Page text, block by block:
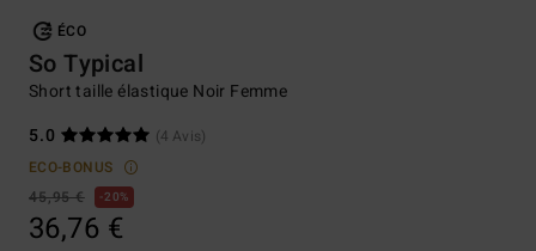
ÉCO
So Typical
Short taille élastique Noir Femme
5.0
(4 Avis)
ECO-BONUS
45,95 €
20%
36,76 €